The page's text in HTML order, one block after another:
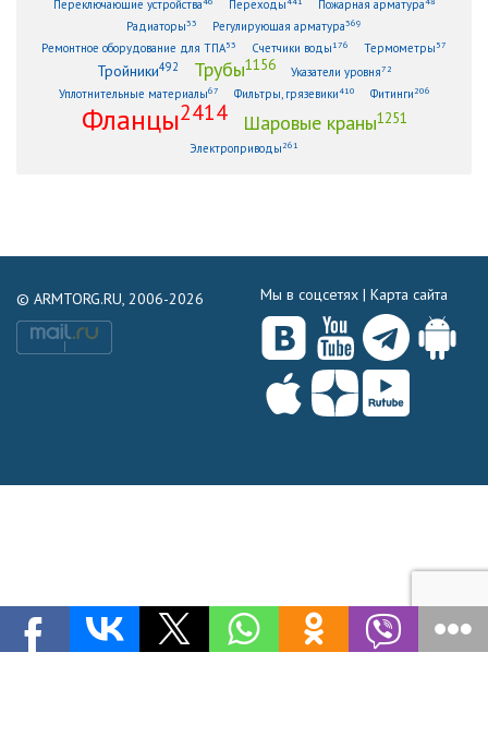
Переключающие устройства Переходы Пожарная арматура
Радиаторы33 Регулирующая арматура369
Ремонтное оборудование для ТПА53 Счетчики воды176 Термометры 57
Тройники492 Трубы1156 Указатели уровня72
Уплотнительные материалы67 Фильтры, грязевики410 Фитинги206
Фланцы2414 Шаровые краны1251
Электроприводы261
© ARMTORG.RU, 2006-2026 Мы в соцсетях | Карта сайта